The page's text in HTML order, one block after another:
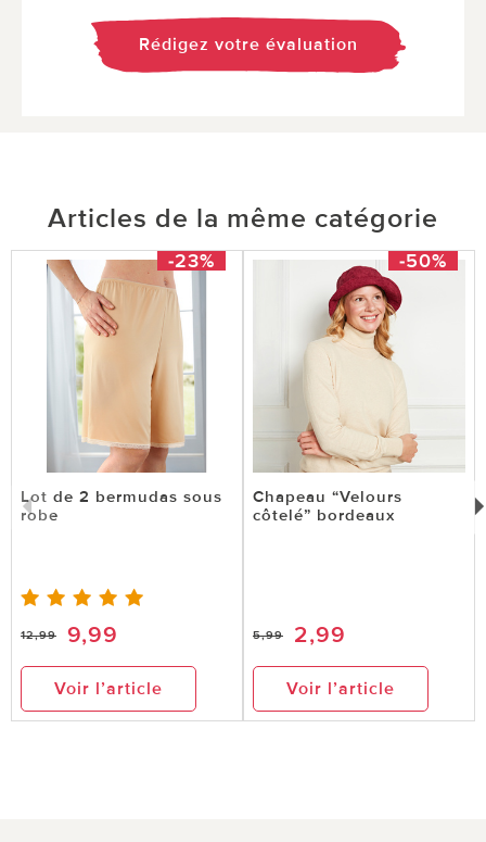
Rédigez votre évaluation
Articles de la même catégorie
-23%
Lot de 2 bermudas sous
robe
12,99 9,99
Voir l’article
-50%
Chapeau “Velours
côtelé” bordeaux
5,99 2,99
Voir l’article